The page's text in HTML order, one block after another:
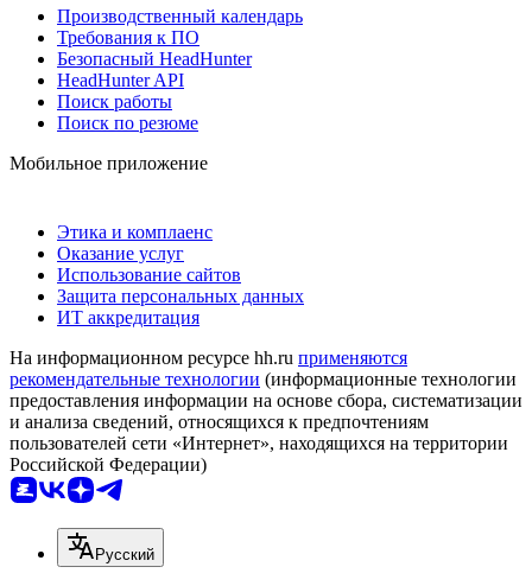
Производственный календарь
Требования к ПО
Безопасный HeadHunter
HeadHunter API
Поиск работы
Поиск по резюме
Мобильное приложение
Этика и комплаенс
Оказание услуг
Использование сайтов
Защита персональных данных
ИТ аккредитация
На информационном ресурсе hh.ru применяются
рекомендательные технологии (информационные технологии
предоставления информации на основе сбора, систематизации
и анализа сведений, относящихся к предпочтениям
пользователей сети «Интернет», находящихся на территории
Российской Федерации)
Русский